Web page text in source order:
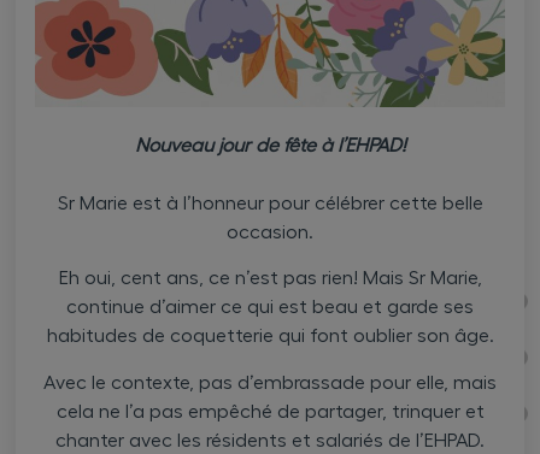
Nouveau jour de fête à l’EHPAD!
Sr Marie est à l’honneur pour célébrer cette belle
occasion.
Eh oui, cent ans, ce n’est pas rien! Mais Sr Marie,
continue d’aimer ce qui est beau et garde ses
habitudes de coquetterie qui font oublier son âge.
Avec le contexte, pas d’embrassade pour elle, mais
cela ne l’a pas empêché de partager, trinquer et
chanter avec les résidents et salariés de l’EHPAD.